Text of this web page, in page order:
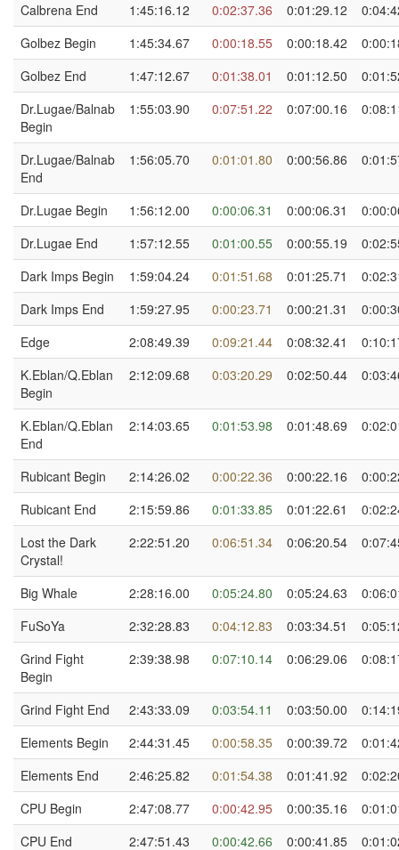
Calbrena End
1:45:16.12 0:02:37.36 0:01:29.12
Golbez Begin
1:45:34.67 0:00:18.55 0:00:18.42
Golbez End
1:47:12.67 0:01:38.01 0:01:12.50
Dr.Lugae/Balnab
Begin
1:55:03.90 0:07:51.22 0:07:00.16
Dr.Lugae/Balnab
End
1:56:05.70 0:01:01.80 0:00:56.86
Dr.Lugae Begin 1:56:12.00 0:00:06.31 0:00:06.31
Dr.Lugae End
1:57:12.55 0:01:00.55 0:00:55.19
Dark Imps Begin
1:59:04.24 0:01:51.68 0:01:25.71
Dark Imps End
1:59:27.95 0:00:23.71 0:00:21.31
Edge
2:08:49.39 0:09:21.44 0:08:32.41
K.Eblan/Q.Eblan
Begin
2:12:09.68 0:03:20.29 0:02:50.44
K.Eblan/Q.Eblan
End
2:14:03.65 0:01:53.98 0:01:48.69
Rubicant Begin 2:14:26.02 0:00:22.36 0:00:22.16
Rubicant End
2:15:59.86 0:01:33.85 0:01:22.61
Lost the Dark
Crystal!
2:22:51.20 0:06:51.34 0:06:20.54
Big Whale 2:28:16.00 0:05:24.80 0:05:24.63
FuSoYa
2:32:28.83 0:04:12.83 0:03:34.51
Grind Fight
Begin
2:39:38.98 0:07:10.14 0:06:29.06
Grind Fight End 2:43:33.09 0:03:54.11 0:03:50.00
Elements Begin
2:44:31.45 0:00:58.35 0:00:39.72
Elements End
2:46:25.82 0:01:54.38 0:01:41.92
CPU Begin
2:47:08.77 0:00:42.95 0:00:35.16
CPU End
2:47:51.43 0:00:42.66 0:00:41.85